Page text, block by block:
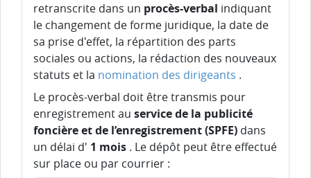
retranscrite dans un procès-verbal indiquant
le changement de forme juridique, la date de
sa prise d'effet, la répartition des parts
sociales ou actions, la rédaction des nouveaux
statuts et la nomination des dirigeants .
Le procès-verbal doit être transmis pour
enregistrement au service de la publicité
foncière et de l’enregistrement (SPFE) dans
un délai d' 1 mois . Le dépôt peut être effectué
sur place ou par courrier :